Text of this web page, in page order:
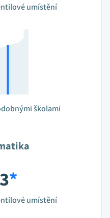
umístění
školami
*
umístění